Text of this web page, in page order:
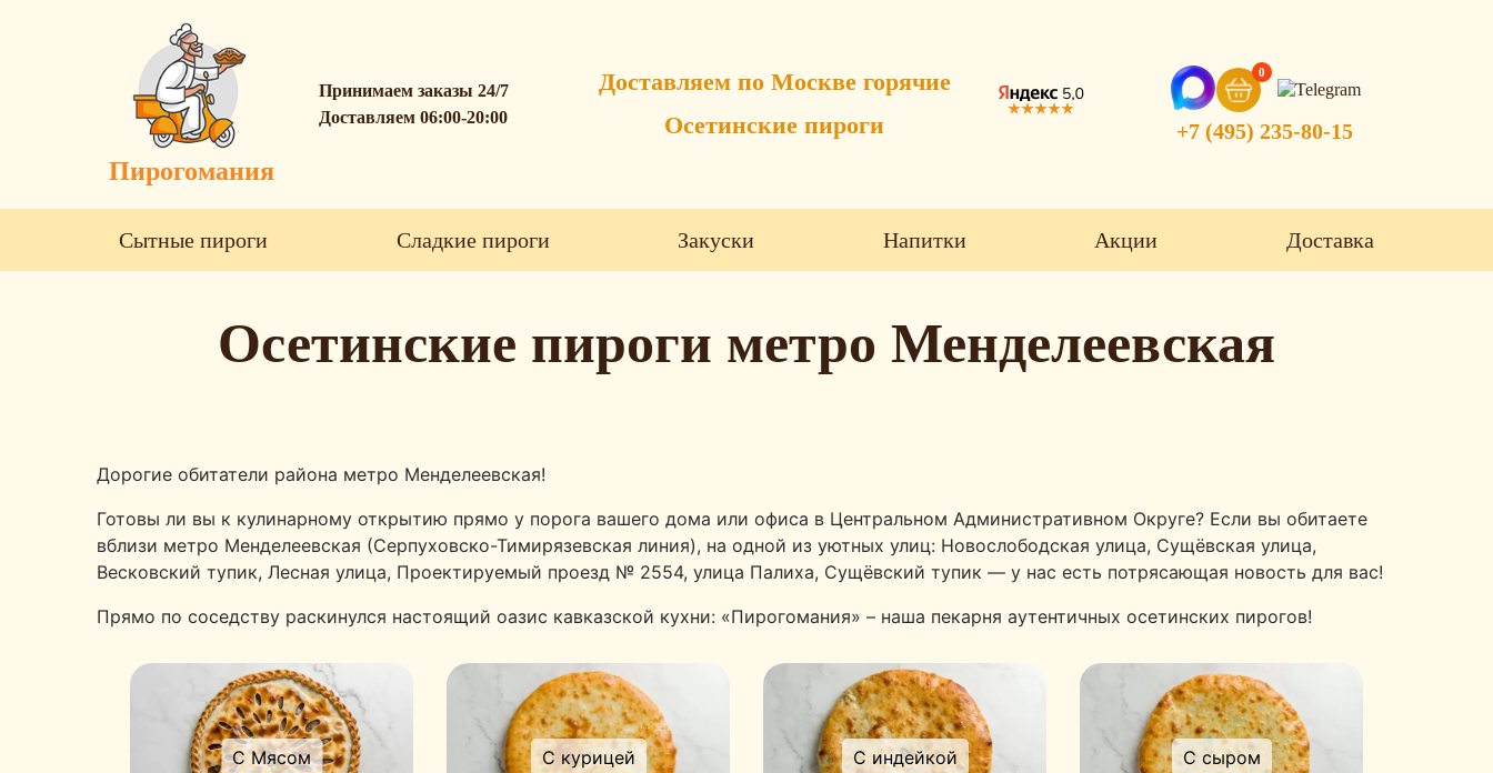
Пирогомания
Принимаем заказы 24/7
Доставляем 06:00-20:00
Доставляем по Москве горячие
Осетинские пироги
0
+7 (495) 235-80-15
Сытные пироги Сладкие пироги Закуски Напитки Акции Доставка
Осетинские пироги метро Менделеевская
Дорогие обитатели района метро Менделеевская!
Готовы ли вы к кулинарному открытию прямо у порога вашего дома или офиса в Центральном Административном Округе? Если вы обитаете
вблизи метро Менделеевская (Серпуховско-Тимирязевская линия), на одной из уютных улиц: Новослободская улица, Сущёвская улица,
Весковский тупик, Лесная улица, Проектируемый проезд № 2554, улица Палиха, Сущёвский тупик — у нас есть потрясающая новость для вас!
Прямо по соседству раскинулся настоящий оазис кавказской кухни: «Пирогомания» – наша пекарня аутентичных осетинских пирогов!
С Мясом С курицей С индейкой С сыром